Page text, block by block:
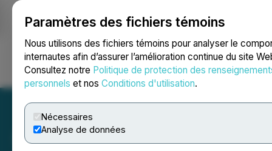
Paramètres des fichiers témoins
Nous utilisons des fichiers témoins pour analyser le
internautes afin d’assurer l’amélioration continue du site
Consultez notre Politique de protection des
personnels et nos Conditions d'utilisation.
Nécessaires
Analyse de données
Ouvrir une session Recherche English